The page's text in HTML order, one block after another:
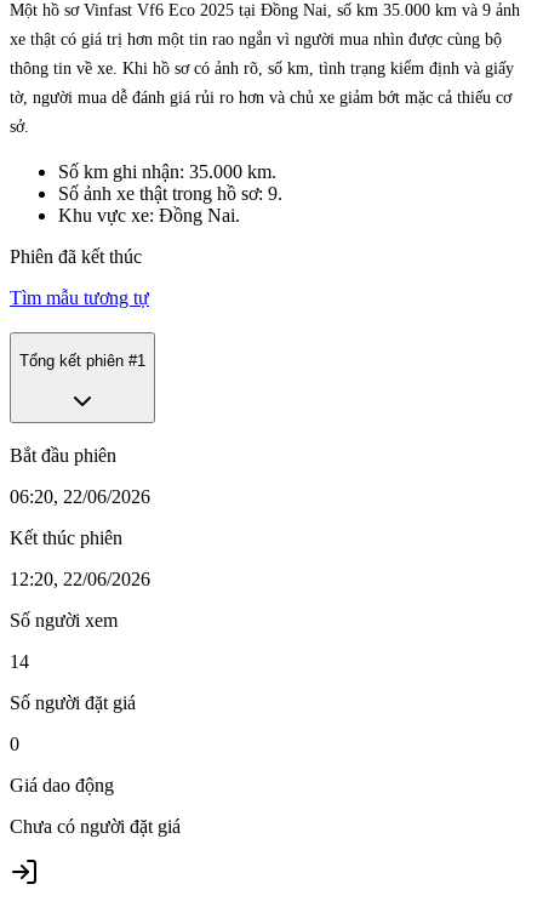
Một hồ sơ Vinfast Vf6 Eco 2025 tại Đồng Nai, số km 35.000 km và 9 ảnh
xe thật có giá trị hơn một tin rao ngắn vì người mua nhìn được cùng bộ
thông tin về xe. Khi hồ sơ có ảnh rõ, số km, tình trạng kiểm định và giấy
tờ, người mua dễ đánh giá rủi ro hơn và chủ xe giảm bớt mặc cả thiếu cơ
sở.
Số km ghi nhận: 35.000 km.
Số ảnh xe thật trong hồ sơ: 9.
Khu vực xe: Đồng Nai.
Phiên đã kết thúc
Tìm mẫu tương tự
Tổng kết phiên #1
Bắt đầu phiên
06:20, 22/06/2026
Kết thúc phiên
12:20, 22/06/2026
Số người xem
14
Số người đặt giá
0
Giá dao động
Chưa có người đặt giá